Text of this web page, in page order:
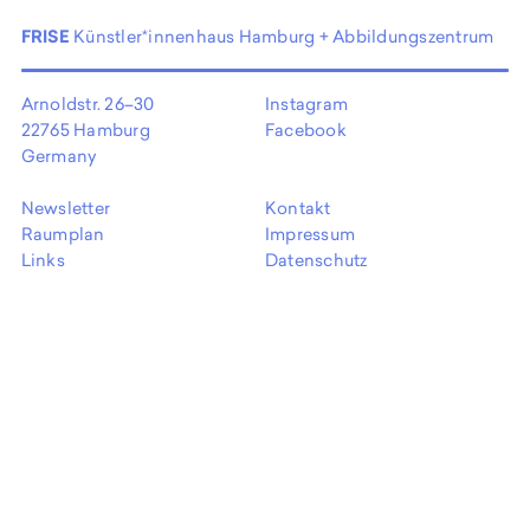
FRISE Künstler*innenhaus Hamburg + Abbildungszentrum
Arnoldstr. 26–30
22765 Hamburg
Germany
Instagram
Facebook
Newsletter
Raumplan
Links
Kontakt
Impressum
Datenschutz